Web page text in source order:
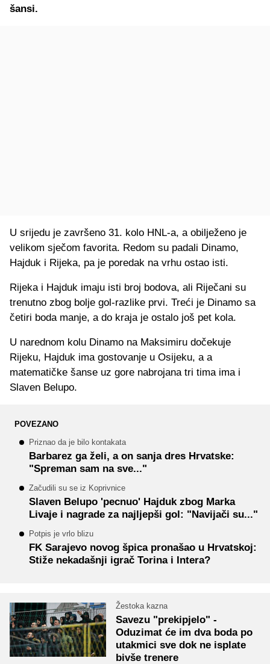
šansi.
U srijedu je završeno 31. kolo HNL-a, a obilježeno je
velikom sječom favorita. Redom su padali Dinamo,
Hajduk i Rijeka, pa je poredak na vrhu ostao isti.
Rijeka i Hajduk imaju isti broj bodova, ali Riječani su
trenutno zbog bolje gol-razlike prvi. Treći je Dinamo sa
četiri boda manje, a do kraja je ostalo još pet kola.
U narednom kolu Dinamo na Maksimiru dočekuje
Rijeku, Hajduk ima gostovanje u Osijeku, a a
matematičke šanse uz gore nabrojana tri tima ima i
Slaven Belupo.
POVEZANO
Priznao da je bilo kontakata
Barbarez ga želi, a on sanja dres Hrvatske:
"Spreman sam na sve..."
Začudili su se iz Koprivnice
Slaven Belupo 'pecnuo' Hajduk zbog Marka
Livaje i nagrade za najljepši gol: "Navijači su..."
Potpis je vrlo blizu
FK Sarajevo novog špica pronašao u Hrvatskoj:
Stiže nekadašnji igrač Torina i Intera?
Žestoka kazna
Savezu "prekipjelo" -
Oduzimat će im dva boda po
utakmici sve dok ne isplate
bivše trenere